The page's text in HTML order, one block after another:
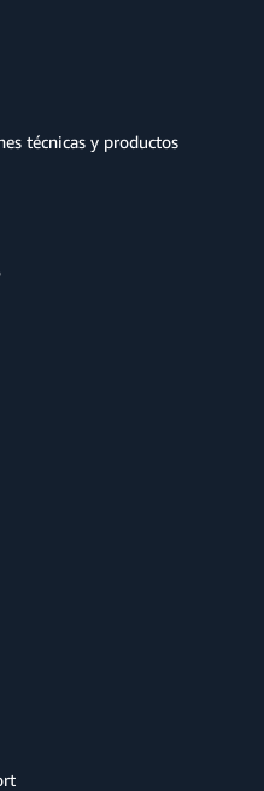
técnicas y productos